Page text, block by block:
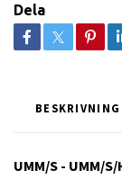
Dela
BESKRIVNING
UMM/S - UMM/S/